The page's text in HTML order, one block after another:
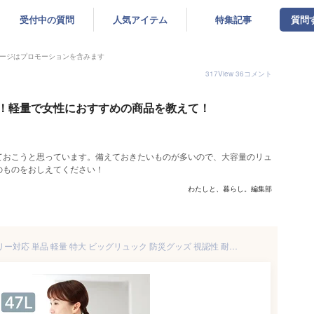
受付中の質問 人気アイテム 特集記事 質問
ジはプロモーションを含みます
317View 36コメント
軽量で女性におすすめの商品を教えて！
こうと思っています。備えておきたいものが多いので、大容量のリュ
のをおしえてください！
わたしと、暮らし。編集部